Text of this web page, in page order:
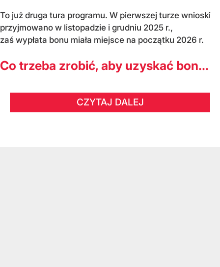
To już druga tura programu. W pierwszej turze wnioski
przyjmowano w listopadzie i grudniu 2025 r.,
zaś wypłata bonu miała miejsce na początku 2026 r.
Co trzeba zrobić, aby uzyskać bon...
CZYTAJ DALEJ